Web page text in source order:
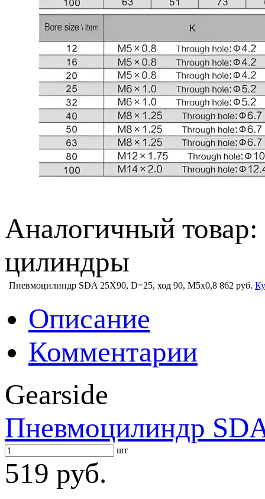
Аналогичный
цилиндры
Пневмоцилиндр SDA 25X90, D=25, ход 90, М5х0,8 862 руб.
Описание
Комментарии
Gearside
Пневмоцилиндр
шт
519 руб.